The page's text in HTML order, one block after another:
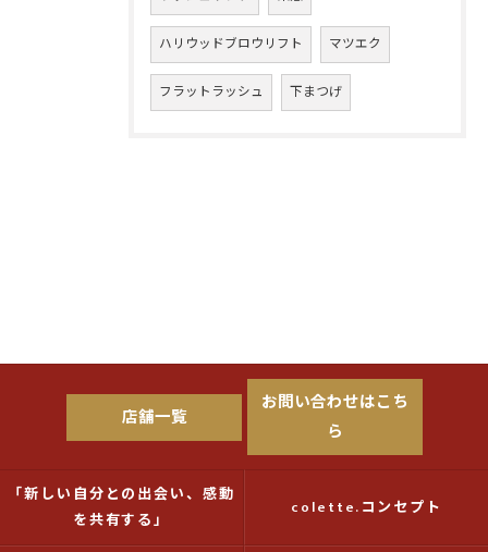
ハリウッドブロウリフト マツエク
フラットラッシュ 下まつげ
店舗一覧
お問い合わせはこち
ら
「新しい自分との出会い、感動
を共有する」
colette.コンセプト